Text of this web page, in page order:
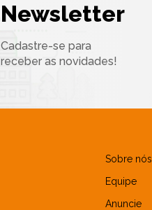
Newsletter
Cadastre-se para
receber as novidades!
Sobre nós
Equipe
Anuncie